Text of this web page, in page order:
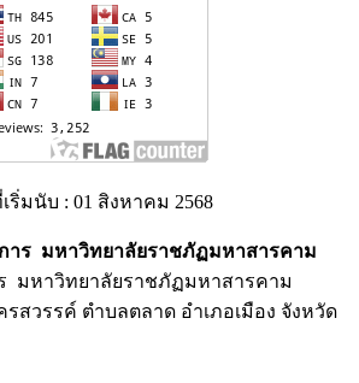
ริ่มนับ : 01 สิงหาคม 2568
าร มหาวิทยาลัยราชภัฏมหาสารคาม
มหาวิทยาลัยราชภัฏมหาสารคาม
สวรรค์ ตำบลตลาด อำเภอเมือง จังหวัด